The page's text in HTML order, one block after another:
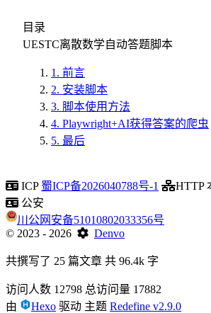
目录
UESTC离散数学自动答题脚本
1. 前言
2. 安装脚本
3. 脚本使用方法
4. Playwright+AI获得答案的爬虫
5. 最后
ICP 蜀ICP备2026040788号-1 HTTP
公安
川公网安备51010802033356号
© 2023 - 2026 Denvo
共撰写了 25 篇文章 共 96.4k 字
访问人数 12798 总访问量 17882
由
Hexo 驱动 主题 Redefine v2.9.0